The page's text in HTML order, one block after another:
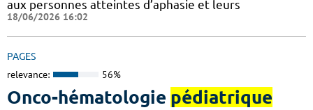
aux personnes atteintes d’aphasie et leurs
18/06/2026 16:02
PAGES
relevance: 56%
Onco-hématologie pédiatrique